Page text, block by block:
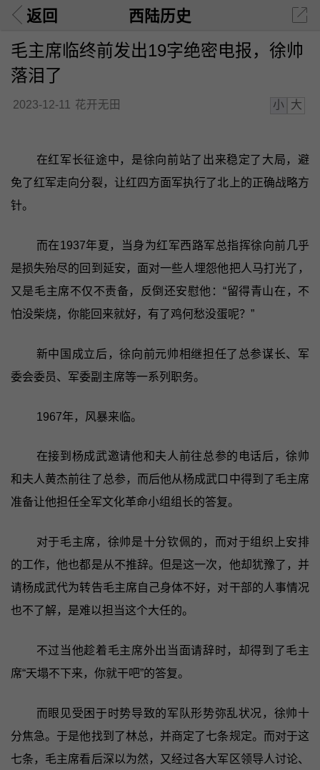
返回 西陆历史
毛主席临终前发出19字绝密电报，徐帅
落泪了
2023-12-11 花开无田 小 大
在红军长征途中，是徐向前站了出来稳定了大局，避
免了红军走向分裂，让红四方面军执行了北上的正确战略方
针。
而在1937年夏，当身为红军西路军总指挥徐向前几乎
是损失殆尽的回到延安，面对一些人埋怨他把人马打光了，
又是毛主席不仅不责备，反倒还安慰他：“留得青山在，不
怕没柴烧，你能回来就好，有了鸡何愁没蛋呢？”
新中国成立后，徐向前元帅相继担任了总参谋长、军
委会委员、军委副主席等一系列职务。
1967年，风暴来临。
在接到杨成武邀请他和夫人前往总参的电话后，徐帅
和夫人黄杰前往了总参，而后他从杨成武口中得到了毛主席
准备让他担任全军文化革命小组组长的答复。
对于毛主席，徐帅是十分钦佩的，而对于组织上安排
的工作，他也都是从不推辞。但是这一次，他却犹豫了，并
请杨成武代为转告毛主席自己身体不好，对干部的人事情况
也不了解，是难以担当这个大任的。
不过当他趁着毛主席外出当面请辞时，却得到了毛主
席“天塌不下来，你就干吧”的答复。
而眼见受困于时势导致的军队形势弥乱状况，徐帅十
分焦急。于是他找到了林总，并商定了七条规定。而对于这
七条，毛主席看后深以为然，又经过各大军区领导人讨论、